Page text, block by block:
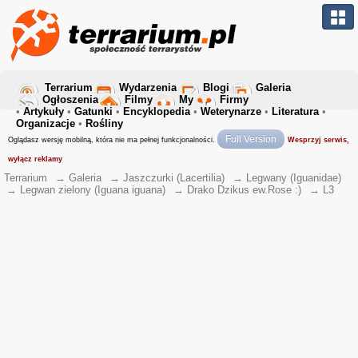
Terrarium Wydarzenia Blogi
Galeria
Ogłoszenia
Filmy My
Firmy
• Artykuły • Gatunki • Encyklopedia• Weterynarze • Literatura•
Organizacje • Rośliny
Oglądasz wersję mobilną, która nie ma pełnej funkcjonalności. Full Version Wesprzyj serwis,
wyłącz reklamy
Terrarium → Galeria → Jaszczurki (Lacertilia) → Legwany (Iguanidae)
→ Legwan zielony (Iguana iguana) → Drako Dzikus ew.Rose :) → L3